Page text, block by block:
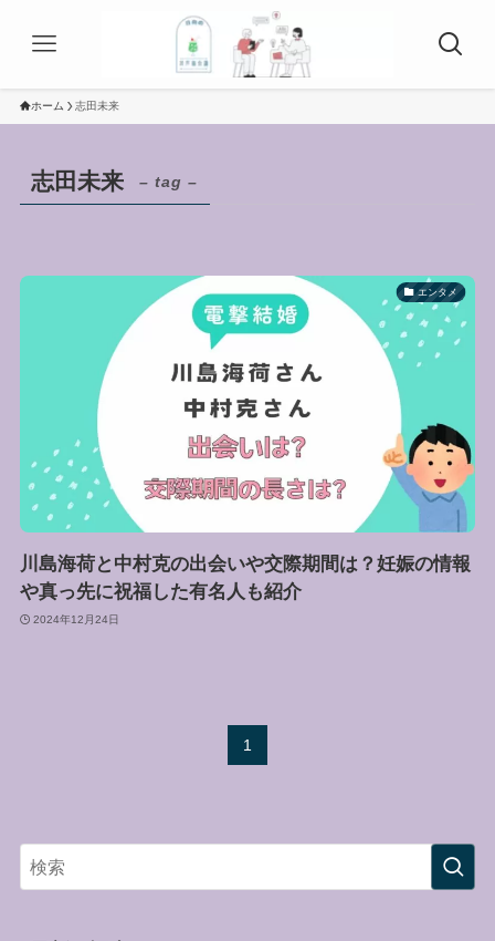
ホーム 志田未来
志田未来 – tag –
エンタメ
川島海荷と中村克の出会いや交際期間は？妊娠の情報
や真っ先に祝福した有名人も紹介
2024年12月24日
1